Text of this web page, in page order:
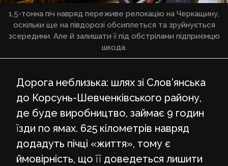
1,5-тонна піч навряд переживе релокацію на Черкащину,
оскільки ще на півдорозі обсиплеться та зруйнується
зсередини. Але й залишати її під обстрілами підприємцю
шкода.
Дорога неблизька: шлях зі Слов’янська
до Корсунь-Шевченківського району,
де буде виробництво, займає 9 годин
їзди по ямах. 625 кілометрів навряд
додадуть пічці «життя», тому є
ймовірність, що її доведеться лишити